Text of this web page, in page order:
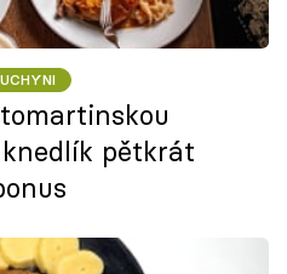
pětkrát